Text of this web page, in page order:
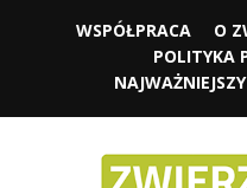
WSPÓŁPRACA O
POLITYKA